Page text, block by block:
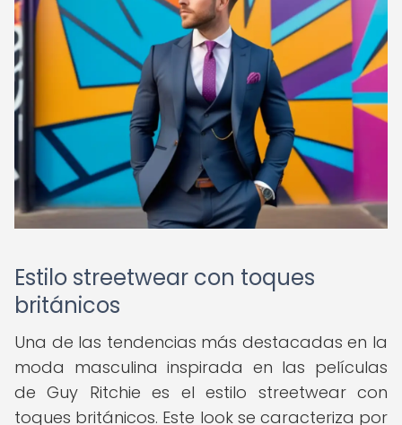
Estilo streetwear con toques
británicos
Una de las tendencias más destacadas en la
moda masculina inspirada en las películas
de Guy Ritchie es el estilo streetwear con
toques británicos. Este look se caracteriza por